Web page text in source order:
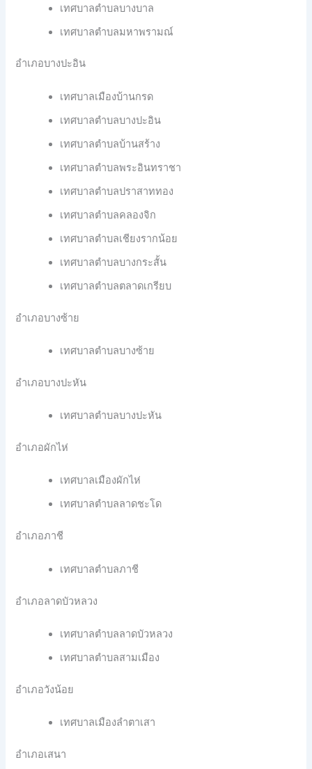
เทศบาลตำบลบางบาล
เทศบาลตำบลมหาพรามณ์
อำเภอบางปะอิน
เทศบาลเมืองบ้านกรด
เทศบาลตำบลบางปะอิน
เทศบาลตำบลบ้านสร้าง
เทศบาลตำบลพระอินทราชา
เทศบาลตำบลปราสาททอง
เทศบาลตำบลคลองจิก
เทศบาลตำบลเชียงรากน้อย
เทศบาลตำบลบางกระสั้น
เทศบาลตำบลตลาดเกรียบ
อำเภอบางซ้าย
เทศบาลตำบลบางซ้าย
อำเภอบางปะหัน
เทศบาลตำบลบางปะหัน
อำเภอผักไห่
เทศบาลเมืองผักไห่
เทศบาลตำบลลาดชะโด
อำเภอภาชี
เทศบาลตำบลภาชี
อำเภอลาดบัวหลวง
เทศบาลตำบลลาดบัวหลวง
เทศบาลตำบลสามเมือง
อำเภอวังน้อย
เทศบาลเมืองลำตาเสา
อำเภอเสนา